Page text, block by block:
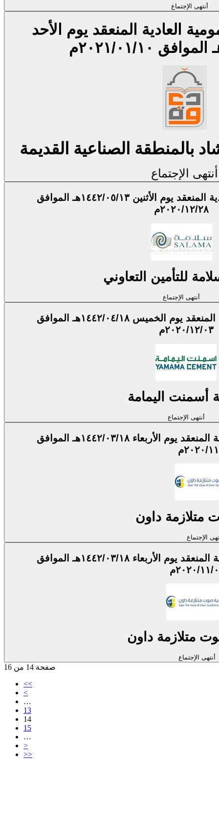
أنتهى الإجتماع
اجتماع الجمعية العمومية العادية المنعقد يوم الأحد
بالمنطقة الصناعية القديمة
أنتهى الإجتماع
اجتماع الجمعية العامة العادية المنعقد يوم الأثنين ١٤٤٢/٠٥/١٣هـ الموافق
٢٠٢٠/١٢/٢٨م
للتأمين التعاوني
أنتهى الإجتماع
اجتماع الجمعية العامة العادية المنعقد يوم الخميس ١٤٤٢/٠٤/١٨هـ الموافق
٢٠٢٠/١٢/٠٣م
أسمنت اليمامة
أنتهى الإجتماع
اجتماع الجمعية العمومية العادية التاسعة المنعقد يوم الأربعاء ١٤٤٢/٠٣/١٨هـ الموافق
١١/٠٤م
متلازمة داون
الإجتماع
اجتماع الجمعية العمومية غير العادية المنعقد يوم الأربعاء ١٤٤٢/٠٣/١٨هـ الموافق
١١/٠٤م
متلازمة داون
أنتهى الإجتماع
صفحة 14 من 16
<<
<
…
13
14
15
…
>
>>